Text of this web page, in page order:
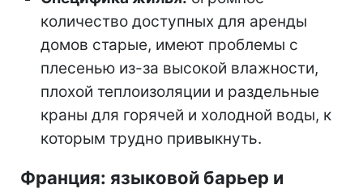
количество доступных для аренды
домов старые, имеют проблемы с
плесенью из-за высокой влажности,
плохой теплоизоляции и раздельные
краны для горячей и холодной воды, к
которым трудно привыкнуть.
Франция: языковой барьер и